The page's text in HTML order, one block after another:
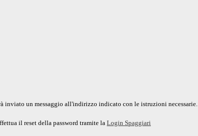
inviato un messaggio all'indirizzo indicato con le istruzioni necessarie.
il reset della password tramite la Login Spaggiari